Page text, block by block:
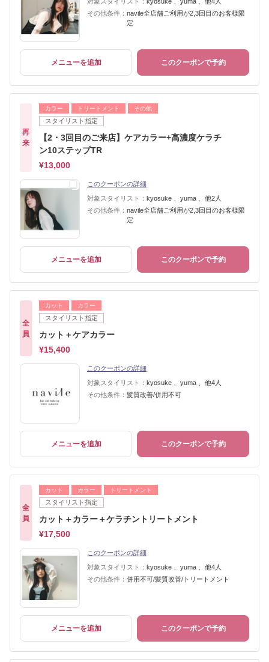
その他条件： navile全店舗ご利用が2,3回目のお客様限
定
メニューを追加 このクーポンで予約
再
来
カラー トリートメント その他
スタイリスト指定
【2・3回目のご来店】ケアカラー+高濃度ケラチ
ン10ステップTR
¥13,000
このクーポンの詳細
対象スタイリスト： kyosuke 、yuma 、他2人
その他条件： navile全店舗ご利用が2,3回目のお客様限
定
メニューを追加 このクーポンで予約
全
員
カット カラー
スタイリスト指定
カット＋ケアカラー
¥15,400
このクーポンの詳細
対象スタイリスト： kyosuke 、yuma 、他4人
その他条件： 髪質改善/併用不可
メニューを追加 このクーポンで予約
全
員
カット カラー トリートメント
スタイリスト指定
カット＋カラー＋ケラチントリートメント
¥17,500
このクーポンの詳細
対象スタイリスト： kyosuke 、yuma 、他4人
その他条件： 併用不可/髪質改善/トリートメント
メニューを追加 このクーポンで予約